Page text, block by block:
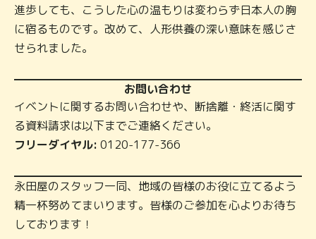
進歩しても、こうした心の温もりは変わらず日本人の胸
に宿るものです。改めて、人形供養の深い意味を感じさ
せられました。
お問い合わせ
イベントに関するお問い合わせや、断捨離・終活に関す
る資料請求は以下までご連絡ください。
フリーダイヤル: 0120-177-366
永田屋のスタッフ一同、地域の皆様のお役に立てるよう
精一杯努めてまいります。皆様のご参加を心よりお待ち
しております！